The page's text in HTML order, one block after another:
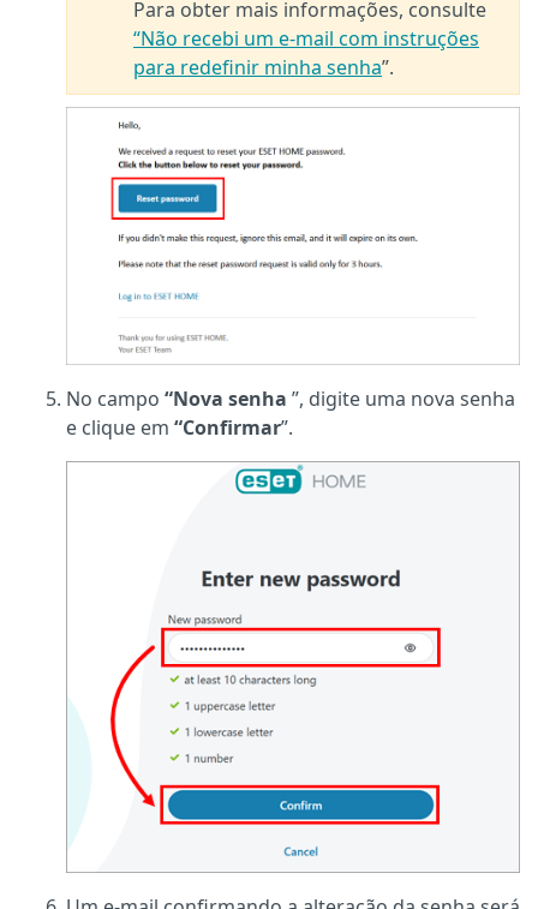
Para obter mais informações, consulte
“Não recebi um e-mail com instruções
para redefinir minha senha”.
No campo “Nova senha ”, digite uma nova senha
e clique em “Confirmar”.